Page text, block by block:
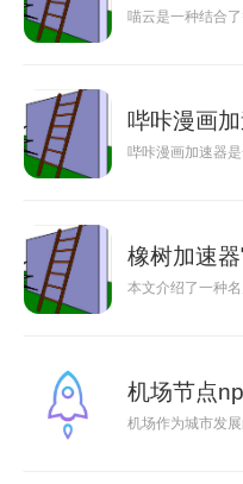
喵云是一种结合
哔咔漫画
哔咔漫画加速器
橡树加速
本文介绍了一种
机场节点
机场作为城市发